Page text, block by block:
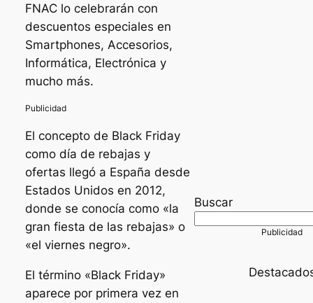
FNAC lo celebrarán con
descuentos especiales en
Smartphones, Accesorios,
Informática, Electrónica y
mucho más.
El concepto de Black Friday
como día de rebajas y
ofertas llegó a España desde
Estados Unidos en 2012,
donde se conocía como «la
gran fiesta de las rebajas» o
«el viernes negro».
El término «Black Friday»
aparece por primera vez en
Buscar